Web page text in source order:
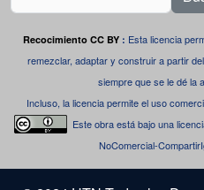
Recocimiento CC BY : Esta licencia
remezclar, adaptar y construir a partir
siempre que se le dé la
Incluso, la licencia permite el uso
Este obra está bajo una
NoComercial-